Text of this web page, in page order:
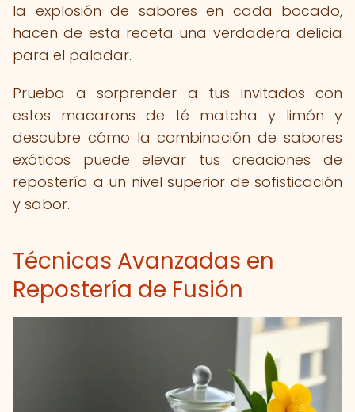
la explosión de sabores en cada bocado,
hacen de esta receta una verdadera delicia
para el paladar.
Prueba a sorprender a tus invitados con
estos macarons de té matcha y limón y
descubre cómo la combinación de sabores
exóticos puede elevar tus creaciones de
repostería a un nivel superior de sofisticación
y sabor.
Técnicas Avanzadas en
Repostería de Fusión